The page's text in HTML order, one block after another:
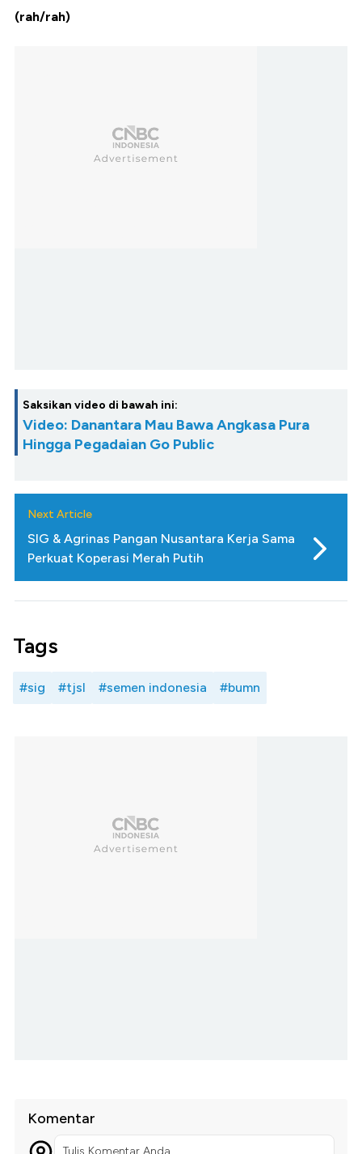
(rah/rah)
Saksikan video di bawah ini:
Video: Danantara Mau Bawa Angkasa Pura
Hingga Pegadaian Go Public
Next Article
SIG & Agrinas Pangan Nusantara Kerja Sama
Perkuat Koperasi Merah Putih
Tags
#sig #tjsl #semen indonesia #bumn
Komentar